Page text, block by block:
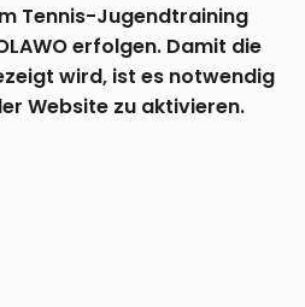
Tennis-Jugendtraining
erfolgen. Damit die
wird, ist es notwendig
Website zu aktivieren.